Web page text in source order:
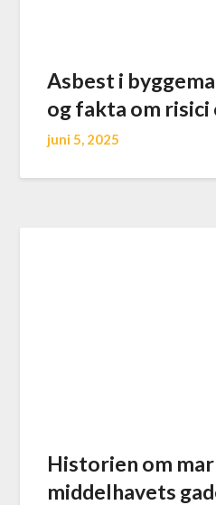
Asbest i
og fakta om
juni 5, 2025
Historien om
middelhavets